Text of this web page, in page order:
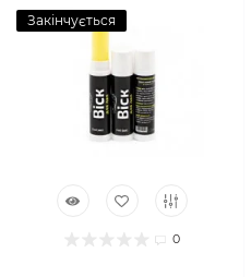
Закінчується
0